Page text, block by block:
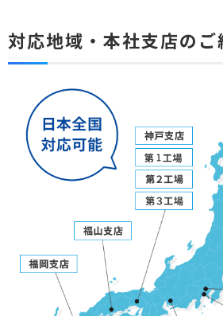
対応地域・本社支店のご